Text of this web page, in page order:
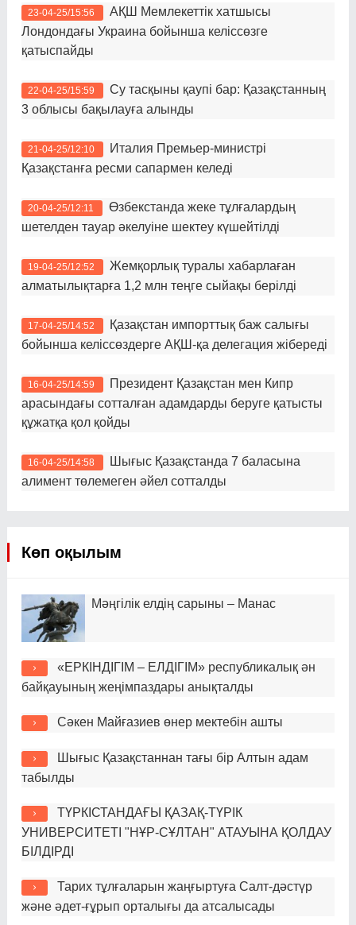
23-04-25/15:56
АҚШ Мемлекеттік хатшысы
Лондондағы Украина бойынша келіссөзге
қатыспайды
22-04-25/15:59
Су тасқыны қаупі бар: Қазақстанның
3 облысы бақылауға алынды
21-04-25/12:10
Италия Премьер-министрі
Қазақстанға ресми сапармен келеді
20-04-25/12:11
Өзбекстанда жеке тұлғалардың
шетелден тауар әкелуіне шектеу күшейтілді
19-04-25/12:52
Жемқорлық туралы хабарлаған
алматылықтарға 1,2 млн теңге сыйақы берілді
17-04-25/14:52
Қазақстан импорттық баж салығы
бойынша келіссөздерге АҚШ-қа делегация жібереді
16-04-25/14:59
Президент Қазақстан мен Кипр
арасындағы сотталған адамдарды беруге қатысты
құжатқа қол қойды
16-04-25/14:58
Шығыс Қазақстанда 7 баласына
алимент төлемеген әйел сотталды
Көп оқылым
Мәңгілік елдің сарыны – Манас
«ЕРКІНДІГІМ – ЕЛДІГІМ» республикалық ән
байқауының жеңімпаздары анықталды
Сәкен Майғазиев өнер мектебін ашты
Шығыс Қазақстаннан тағы бір Алтын адам
табылды
ТҮРКІСТАНДАҒЫ ҚАЗАҚ-ТҮРІК
УНИВЕРСИТЕТІ "НҰР-СҰЛТАН" АТАУЫНА ҚОЛДАУ
БІЛДІРДІ
Тарих тұлғаларын жаңғыртуға Салт-дәстүр
және әдет-ғұрып орталығы да атсалысады